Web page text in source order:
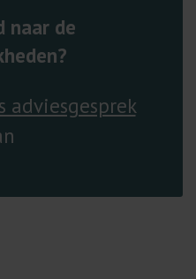
naar de
adviesgesprek